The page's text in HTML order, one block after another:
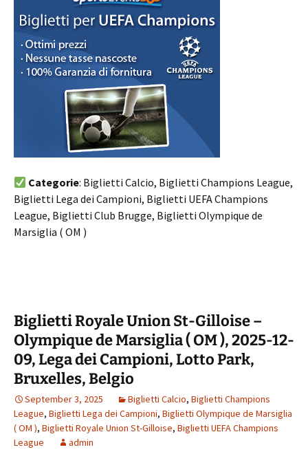
Categorie: Biglietti Calcio, Biglietti Champions League,
Biglietti Lega dei Campioni, Biglietti UEFA Champions
League, Biglietti Club Brugge, Biglietti Olympique de
Marsiglia ( OM )
Biglietti Royale Union St-Gilloise –
Olympique de Marsiglia ( OM ), 2025-12-
09, Lega dei Campioni, Lotto Park,
Bruxelles, Belgio
September 3, 2025 Biglietti Calcio, Biglietti Champions
League, Biglietti Lega dei Campioni, Biglietti Olympique de Marsiglia
( OM ), Biglietti Royale Union St-Gilloise, Biglietti UEFA Champions
League
admin